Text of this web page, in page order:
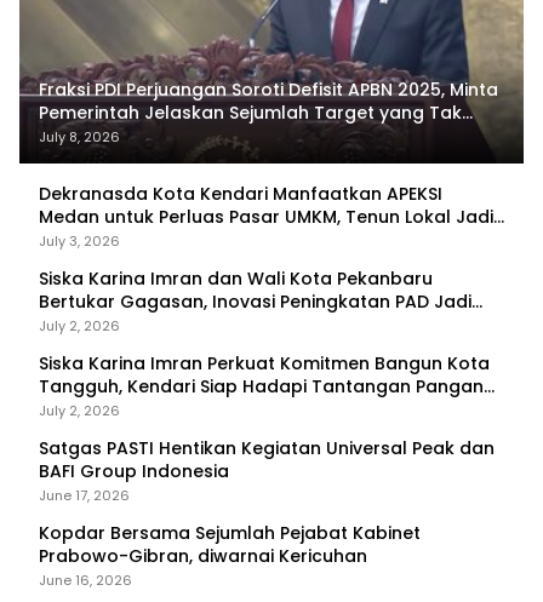
Fraksi PDI Perjuangan Soroti Defisit APBN 2025, Minta
Pemerintah Jelaskan Sejumlah Target yang Tak
Tercapai
July 8, 2026
Dekranasda Kota Kendari Manfaatkan APEKSI
Medan untuk Perluas Pasar UMKM, Tenun Lokal Jadi
Primadona
July 3, 2026
Siska Karina Imran dan Wali Kota Pekanbaru
Bertukar Gagasan, Inovasi Peningkatan PAD Jadi
Fokus Diskusi
July 2, 2026
Siska Karina Imran Perkuat Komitmen Bangun Kota
Tangguh, Kendari Siap Hadapi Tantangan Pangan
dan Bencana
July 2, 2026
Satgas PASTI Hentikan Kegiatan Universal Peak dan
BAFI Group Indonesia
June 17, 2026
Kopdar Bersama Sejumlah Pejabat Kabinet
Prabowo-Gibran, diwarnai Kericuhan
June 16, 2026